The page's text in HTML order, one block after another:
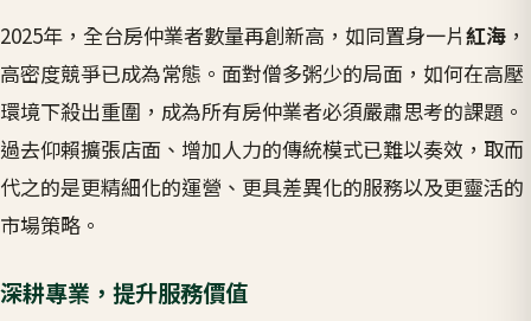
2025年，全台房仲業者數量再創新高，如同置身一片紅海 ，
高密度競爭已成為常態。面對僧多粥少的局面，如何在高壓
環境下殺出重圍，成為所有房仲業者必須嚴肅思考的課題。
過去仰賴擴張店面、增加人力的傳統模式已難以奏效，取而
代之的是更精細化的運營、更具差異化的服務以及更靈活的
市場策略。
深耕專業，提升服務價值